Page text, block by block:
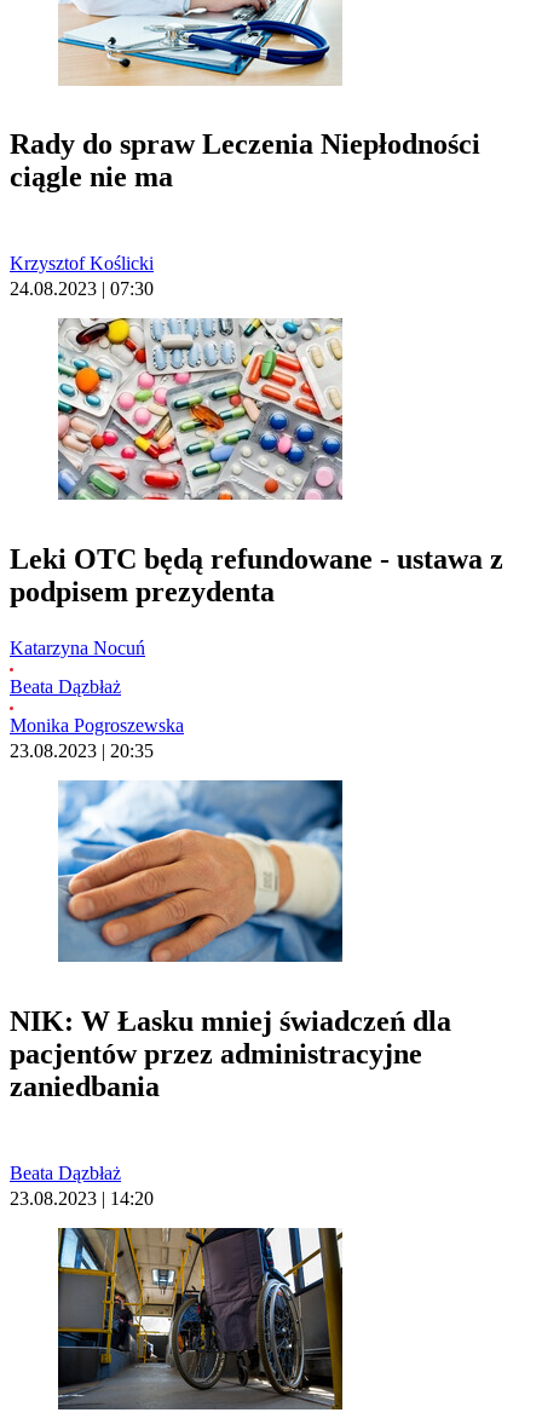
Rady do spraw Leczenia Niepłodności
ciągle nie ma
Krzysztof Koślicki
24.08.2023 | 07:30
Leki OTC będą refundowane - ustawa z
podpisem prezydenta
Katarzyna Nocuń
Beata Dązbłaż
Monika Pogroszewska
23.08.2023 | 20:35
NIK: W Łasku mniej świadczeń dla
pacjentów przez administracyjne
zaniedbania
Beata Dązbłaż
23.08.2023 | 14:20